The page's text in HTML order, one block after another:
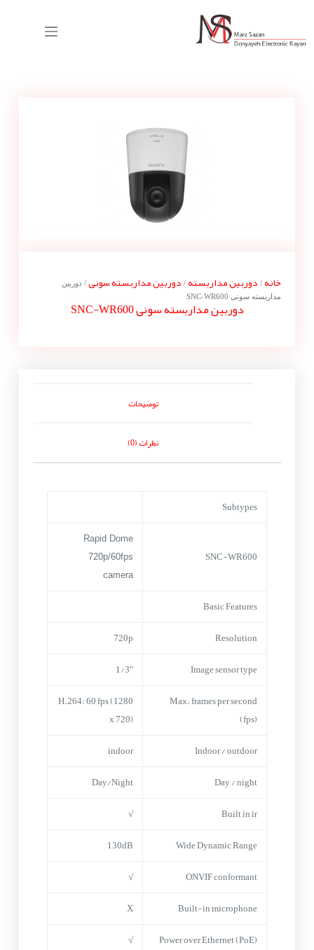
خانه/ دوربین مداربسته/ دوربین مداربسته سونی/ دوربین
مداربسته سونی SNC-WR600
دوربین مداربسته سونی SNC-WR600
توضیحات
نظرات (0)
Subtypes
SNC-WR600
Rapid Dome
720p/60fps
camera
Basic Features
Resolution
720p
Image sensor type
1/3″
Max. frames per second
(fps)
H.264: 60 fps (1280
x 720)
Indoor / outdoor
indoor
Day / night
Day/Night
Built in ir
√
Wide Dynamic Range
130dB
ONVIF conformant
√
Built-in microphone
X
Power over Ethernet (PoE)
√